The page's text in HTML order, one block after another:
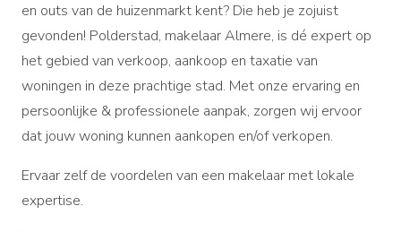
en outs van de huizenmarkt kent? Die heb je zojuist
gevonden! Polderstad, makelaar Almere, is dé expert op
het gebied van verkoop, aankoop en taxatie van
woningen in deze prachtige stad. Met onze ervaring en
persoonlijke & professionele aanpak, zorgen wij ervoor
dat jouw woning kunnen aankopen en/of verkopen.
Ervaar zelf de voordelen van een makelaar met lokale
expertise.